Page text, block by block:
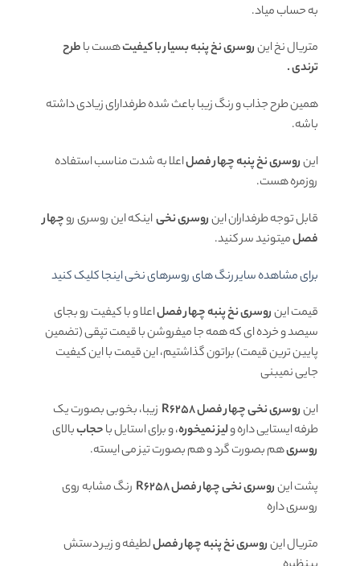
به حساب میاد.
متریال نخ اینروسرینخ پنبه بسیار با کیفیتهست باطرح
ترندی .
همین طرح جذاب و رنگ زیباباعث شده طرفدارای زیادی داشته
باشه.
اینروسری نخ پنبه چهار فصلاعلا به شدت مناسب استفاده
روزمره هست.
قابل توجه طرفداران اینروسری نخیاینکه این روسری روچهار
فصلمیتونید سر کنید.
برای مشاهده سایر رنگ های روسرهای نخی اینجا کلیک کنید
قیمت اینروسری نخ پنبه چهار فصلاعلا و با کیفیت رو بجای
سیصد و خرده ای که همه جا میفروشن با قیمت تپقی (تضمین
پایین ترین قیمت) براتون گذاشتیم، این قیمت با این کیفیت
جایی نمیبنی
اینروسری نخی چهار فصل R6258
زیبا، بخوبی بصورت یک
طرفه ایستایی داره ولیز نمیخوره، و برای استایل باحجاببالای
روسریهم بصورت گرد و هم بصورت تیز می ایسته.
پشت اینروسری نخی چهار فصل R6258
رنگ مشابه روی
روسری داره
متریال اینروسری نخ پنبه چهار فصللطیفه و زیر دستش